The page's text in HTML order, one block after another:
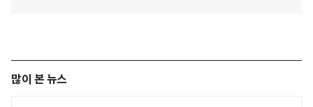
많이 본 뉴스